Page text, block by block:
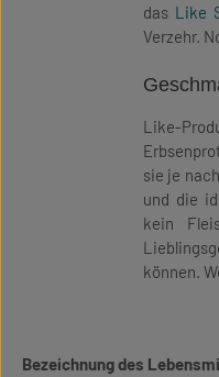
das Like
Verzehr.
Like-
sie je
und die
kein
können.
Bezeichnung des